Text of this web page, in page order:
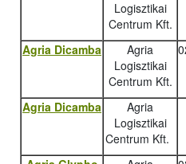
Logisztikai
Centrum Kft.
Agria Dicamba
Agria
Logisztikai
Centrum Kft.
Agria Dicamba
Agria
Logisztikai
Centrum Kft.